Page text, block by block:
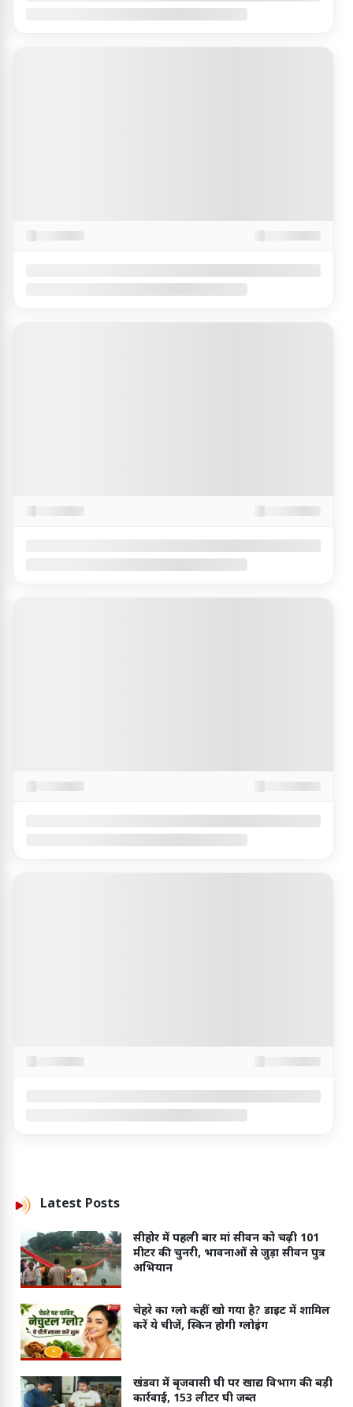
Latest Posts
सीहोर में पहली बार मां सीवन को चढ़ी 101
मीटर की चुनरी, भावनाओं से जुड़ा सीवन पुत्र
अभियान
चेहरे का ग्लो कहीं खो गया है? डाइट में शामिल
करें ये चीजें, स्किन होगी ग्लोइंग
खंडवा में बृजवासी घी पर खाद्य विभाग की बड़ी
कार्रवाई, 153 लीटर घी जब्त